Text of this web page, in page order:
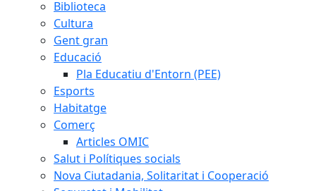
Biblioteca
Cultura
Gent gran
Educació
Pla Educatiu d'Entorn (PEE)
Esports
Habitatge
Comerç
Articles OMIC
Salut i Polítiques socials
Nova Ciutadania, Solitaritat i Cooperació